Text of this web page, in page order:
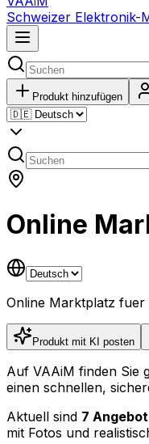
Schweizer Elektronik-
Produkt hinzufügen
Online
Online Marktplatz
Produkt mit KI posten
Auf VAAiM finden Sie
einen schnellen,
Aktuell sind 7
mit Fotos und